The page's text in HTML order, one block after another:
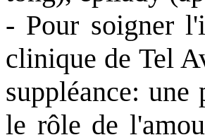
- Pour soigner
clinique de Tel
suppléance: une
le rôle de